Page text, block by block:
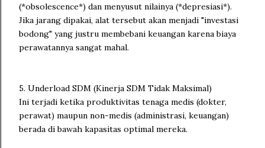
(*obsolescence*) dan menyusut nilainya (*depresiasi*).
Jika jarang dipakai, alat tersebut akan menjadi "investasi
bodong" yang justru membebani keuangan karena biaya
perawatannya sangat mahal.
5. Underload SDM (Kinerja SDM Tidak Maksimal)
Ini terjadi ketika produktivitas tenaga medis (dokter,
perawat) maupun non-medis (administrasi, keuangan)
berada di bawah kapasitas optimal mereka.